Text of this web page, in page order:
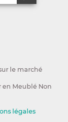
le marché
en Meublé Non
légales